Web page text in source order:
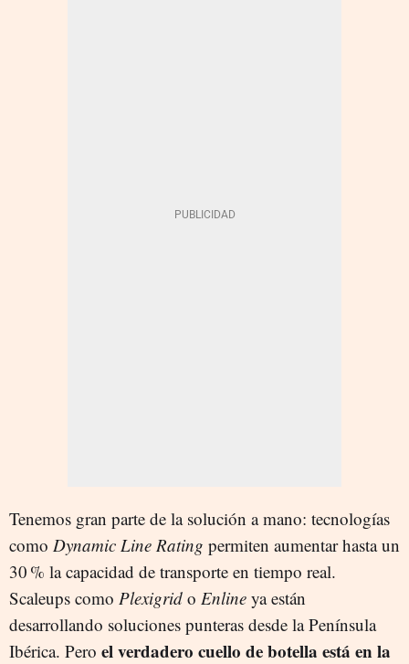
Tenemos gran parte de la solución a mano: tecnologías
como Dynamic Line Rating permiten aumentar hasta un
30 % la capacidad de transporte en tiempo real.
Scaleups como Plexigrid o Enline ya están
desarrollando soluciones punteras desde la Península
Ibérica. Pero el verdadero cuello de botella está en la